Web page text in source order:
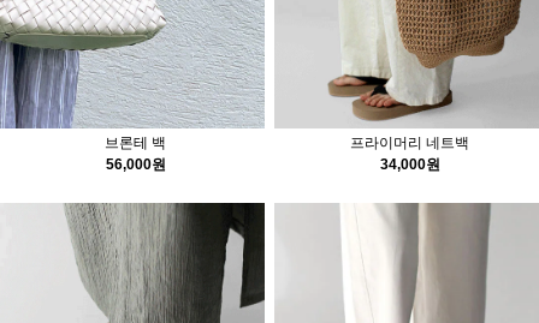
브론테 백
56,000원
프라이머리 네트백
34,000원